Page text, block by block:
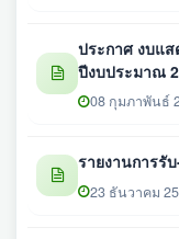
ประกาศ งบแส
ปีงบประมาณ
08 กุมภาพันธ์
รายงานการรั
23 ธันวาคม